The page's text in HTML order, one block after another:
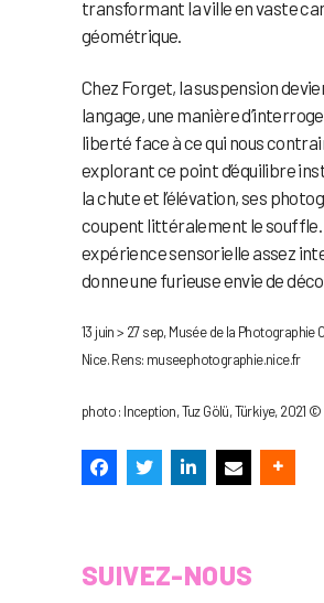
transformant la ville en vaste
géométrique.
Chez Forget, la suspension
langage, une manière
liberté face à ce qui nous
explorant ce point d’équilibre
la chute et l’élévation, ses
coupent littéralement le souffle.
expérience sensorielle assez
donne une furieuse envie de
13 juin > 27 sep, Musée de la Photographie
Nice. Rens: museephotographie.nice.fr
photo : Inception, Tuz Gölü, Türkiye, 2021
SUIVEZ-NOUS